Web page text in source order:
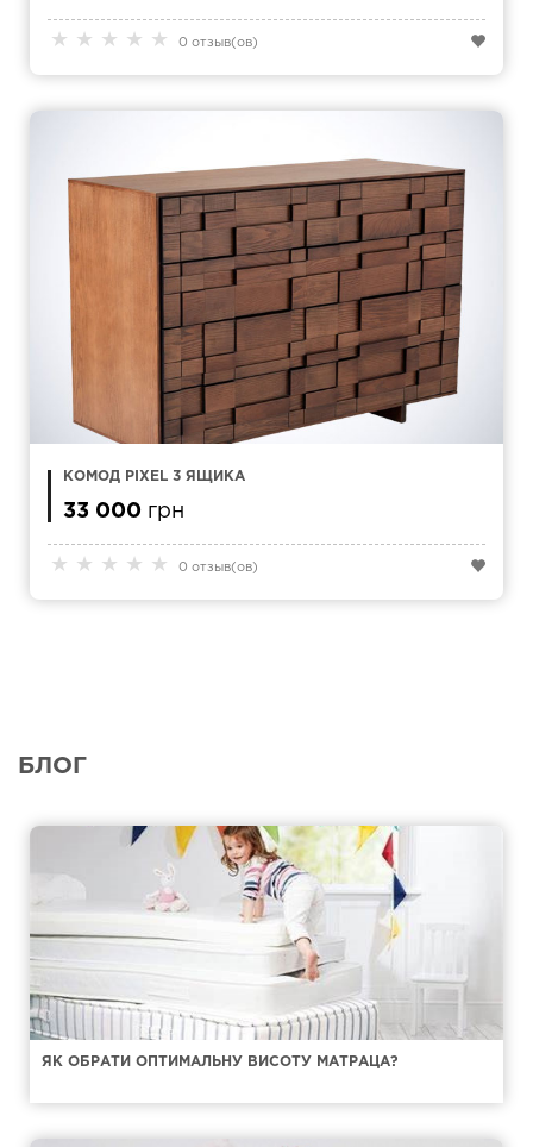
★ ★ ★ ★ ★ 0 отзыв(ов)
★ ★ ★ ★ ★ 0 отзыв(ов)
КОМОД PIXEL 3 ЯЩИКА
33 000 грн
БЛОГ
ЯК ОБРАТИ ОПТИМАЛЬНУ ВИСОТУ МАТРАЦА?